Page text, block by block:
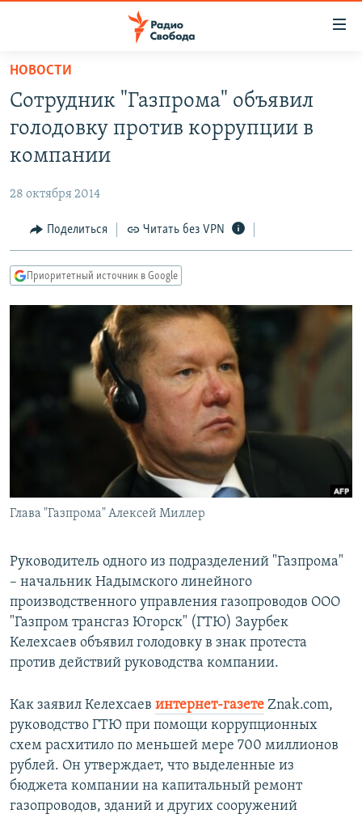
упрощенного
доступа
основному
Вернутся
Вернутся
ПОДКАСТЫ
АВТОРСКИЕ ПРОЕКТЫ
МНЕНИЯ
КУЛЬТУРА
КАВКАЗ.РЕАЛИИ
СЕВЕР.РЕАЛИИ
СИБИРЬ.РЕАЛИИ
РАСПИСАНИЕ ВЕЩАНИЯ
ПОДПИШИТЕСЬ НА РАССЫЛКУ
Все сайты РСЕ/РС
НОВОСТИ
Сотрудник "Газпрома" объявил
голодовку против коррупции в
компании
28 октября 2014
Поделиться Читать без VPN
Приоритетный источник в Google
Глава "Газпрома" Алексей Миллер
Руководитель одного из подразделений "Газпрома"
– начальник Надымского линейного
производственного управления газопроводов ООО
"Газпром трансгаз Югорск" (ГТЮ) Заурбек
Келехсаев объявил голодовку в знак протеста
против действий руководства компании.
Как заявил Келехсаев интернет-газете Znak.com,
руководство ГТЮ при помощи коррупционных
схем расхитило по меньшей мере 700 миллионов
рублей. Он утверждает, что выделенные из
бюджета компании на капитальный ремонт
газопроводов, зданий и других сооружений